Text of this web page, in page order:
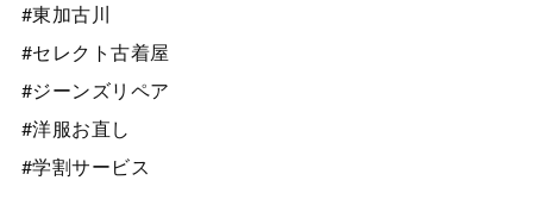
#東加古川
#セレクト古着屋
#ジーンズリペア
#洋服お直し
#学割サービス